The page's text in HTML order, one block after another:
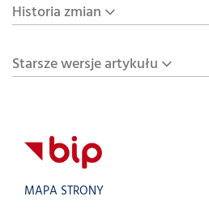
Historia zmian
Starsze wersje artykułu
MAPA STRONY